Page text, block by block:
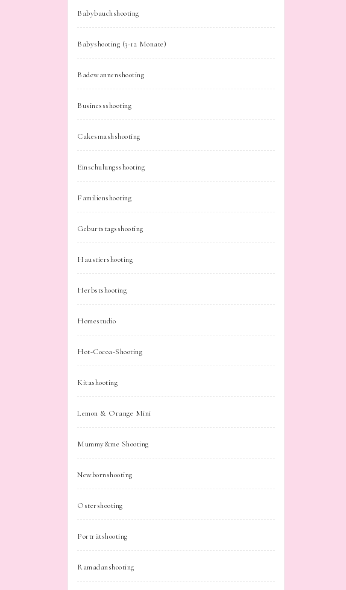
Babybauchshooting
Babyshooting (3-12 Monate)
Badewannenshooting
Businessshooting
Cakesmashshooting
Einschulungsshooting
Familienshooting
Geburtstagsshooting
Haustiershooting
Herbstshooting
Homestudio
Hot-Cocoa-Shooting
Kitashooting
Lemon & Orange Mini
Mummy&me Shooting
Newbornshooting
Ostershooting
Porträtshooting
Ramadanshooting